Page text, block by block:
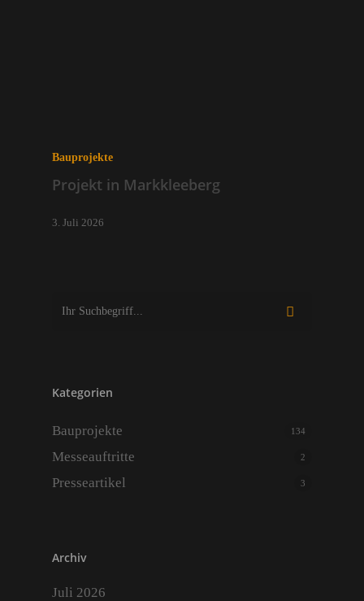
Bauprojekte
Projekt in Markkleeberg
3. Juli 2026
Kategorien
Bauprojekte 134
Messeauftritte 2
Presseartikel 3
Archiv
Juli 2026